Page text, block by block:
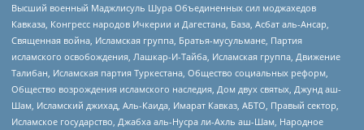
Высший военный Маджлисуль Шура Объединенных сил моджахедов
Кавказа, Конгресс народов Ичкерии и Дагестана, База, Асбат аль-Ансар,
Священная война, Исламская группа, Братья-мусульмане, Партия
исламского освобождения, Лашкар-И-Тайба, Исламская группа, Движение
Талибан, Исламская партия Туркестана, Общество социальных реформ,
Общество возрождения исламского наследия, Дом двух святых, Джунд аш-
Шам, Исламский джихад, Аль-Каида, Имарат Кавказ, АБТО, Правый сектор,
Исламское государство, Джабха аль-Нусра ли-Ахль аш-Шам, Народное